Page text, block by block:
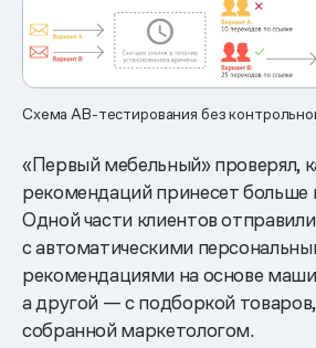
Схема АВ-тестирования без
«Первый мебельный» проверял,
рекомендаций принесет больше
Одной части клиентов
с автоматическими
рекомендациями на основе
а другой — с подборкой
собранной маркетологом.